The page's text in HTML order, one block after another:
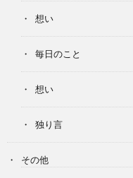
想い
毎日のこと
想い
独り言
その他